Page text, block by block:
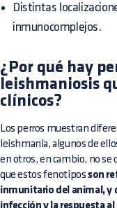
Distintas
inmunocomplejos.
¿Por qué hay
leishmaniosis
clínicos?
Los perros muestran
leishmania, algunos de
en otros, en cambio, no se
que estos fenotipos son
inmunitario del animal, y
infección y la respuesta